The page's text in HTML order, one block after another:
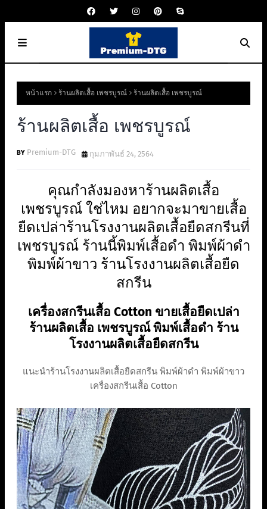
หน้าแรก ร้านผลิตเสื้อ เพชรบูรณ์ ร้านผลิตเสื้อ เพชรบูรณ์
ร้านผลิตเสื้อ เพชรบูรณ์
Premium-DTG กุมภาพันธ์ 24, 2564
คุณกำลังมองหาร้านผลิตเสื้อ
เพชรบูรณ์ ใช่ไหม อยากจะมาขายเสื้อ
ยืดเปล่าร้านโรงงานผลิตเสื้อยืดสกรีนที่
เพชรบูรณ์ ร้านนี้พิมพ์เสื้อดำ พิมพ์ผ้าดำ
พิมพ์ผ้าขาว ร้านโรงงานผลิตเสื้อยืด
สกรีน
เครื่องสกรีนเสื้อ Cotton ขายเสื้อยืดเปล่า
ร้านผลิตเสื้อ เพชรบูรณ์ พิมพ์เสื้อดำ ร้าน
โรงงานผลิตเสื้อยืดสกรีน
แนะนำร้านโรงงานผลิตเสื้อยืดสกรีน พิมพ์ผ้าดำ พิมพ์ผ้าขาว
เครื่องสกรีนเสื้อ Cotton